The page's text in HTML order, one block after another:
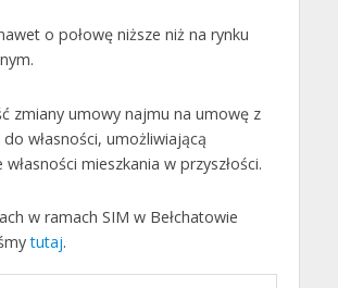
o połowę niższe niż na rynku
zmiany umowy najmu na umowę z
własności, umożliwiającą
własności mieszkania w przyszłości.
w ramach SIM w Bełchatowie
tutaj.